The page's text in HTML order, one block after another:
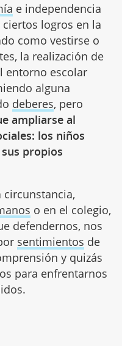
e independencia
logros en la
como vestirse o
la realización de
entorno escolar
alguna
deberes, pero
ampliarse al
los niños
propios
o en el colegio,
defendernos, nos
sentimientos de
y quizás
para enfrentarnos